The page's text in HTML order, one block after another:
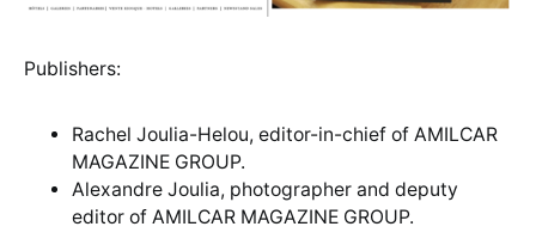
Publishers:
Rachel Joulia-Helou, editor-in-chief of AMILCAR
MAGAZINE GROUP.
Alexandre Joulia, photographer and deputy
editor of AMILCAR MAGAZINE GROUP.